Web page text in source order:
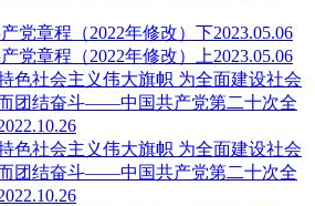
党章程（2022年修改）下2023.05.06
党章程（2022年修改）上2023.05.06
色社会主义伟大旗帜 为全面建设社会
团结奋斗——中国共产党第二十次全
色社会主义伟大旗帜 为全面建设社会
团结奋斗——中国共产党第二十次全